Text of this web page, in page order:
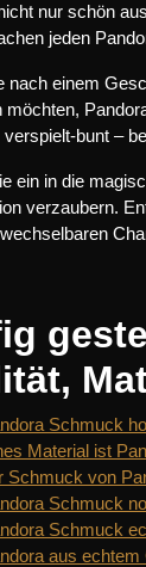
nur schön
jeden
nach einem
möchten,
verspielt-bunt –
ein in die
verzaubern.
Schmuck
Material ist
Schmuck von
Schmuck
Schmuck
aus echtem